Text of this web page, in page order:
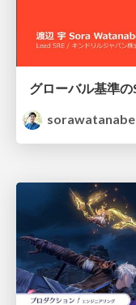
sorawatanabe